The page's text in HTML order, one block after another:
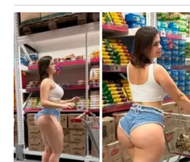
olakšava disanje, a ima i
podržavaju imunološki sustav.
Cimetposjeduje protuupalna
nakupljanje sluzi.